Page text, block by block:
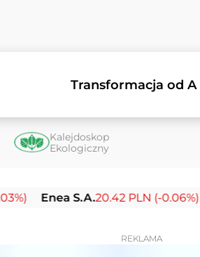
Transformacja od A
Kalejdoskop
Ekologiczny
Enea S.A.20.42 PLN (-0.06%)
REKLAMA